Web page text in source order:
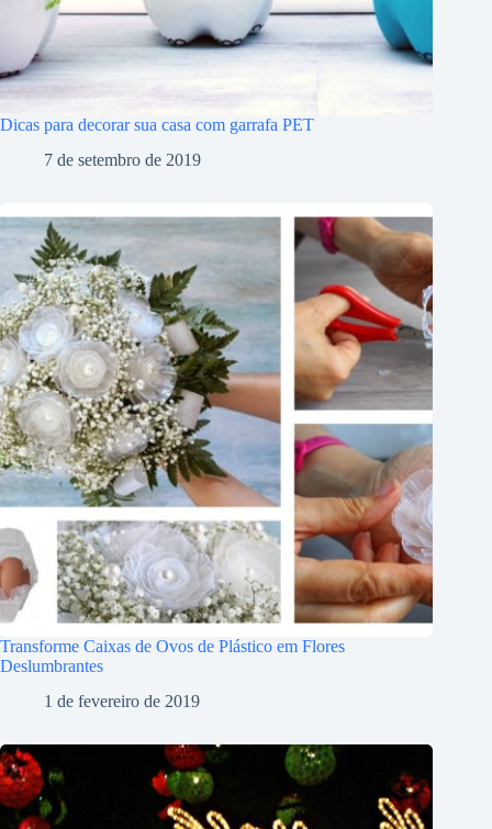
Dicas para decorar sua casa com garrafa PET
7 de setembro de 2019
Transforme Caixas de Ovos de Plástico em Flores
Deslumbrantes
1 de fevereiro de 2019